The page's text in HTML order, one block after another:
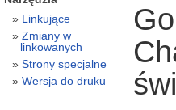
Linkujące
Zmiany w
linkowanych
Strony specjalne
Wersja do druku